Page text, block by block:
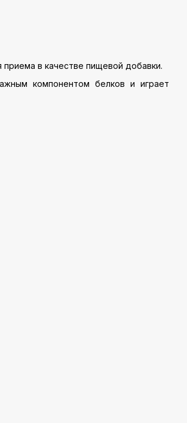
приема в качестве пищевой добавки.
компонентом белков и играет